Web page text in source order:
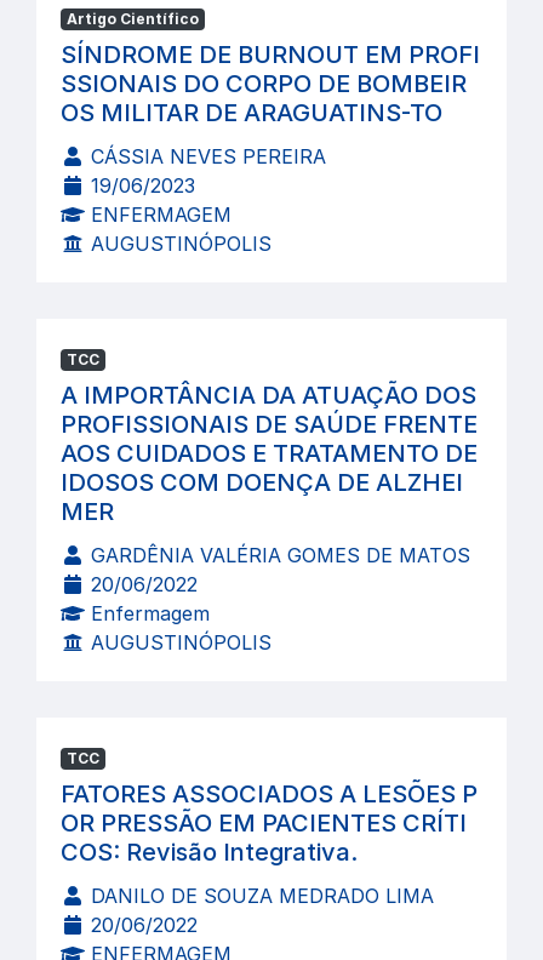
Artigo Científico
SÍNDROME DE BURNOUT EM PROFI
SSIONAIS DO CORPO DE BOMBEIR
OS MILITAR DE ARAGUATINS-TO
CÁSSIA NEVES PEREIRA
19/06/2023
ENFERMAGEM
AUGUSTINÓPOLIS
TCC
A IMPORTÂNCIA DA ATUAÇÃO DOS
PROFISSIONAIS DE SAÚDE FRENTE
AOS CUIDADOS E TRATAMENTO DE
IDOSOS COM DOENÇA DE ALZHEI
MER
GARDÊNIA VALÉRIA GOMES DE MATOS
20/06/2022
Enfermagem
AUGUSTINÓPOLIS
TCC
FATORES ASSOCIADOS A LESÕES P
OR PRESSÃO EM PACIENTES CRÍTI
COS: Revisão Integrativa.
DANILO DE SOUZA MEDRADO LIMA
20/06/2022
ENFERMAGEM